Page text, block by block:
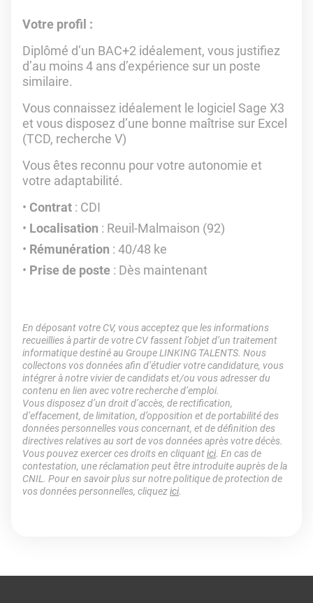
Votre profil :
Diplômé d’un BAC+2 idéalement, vous justifiez
d’au moins 4 ans d’expérience sur un poste
similaire.
Vous connaissez idéalement le logiciel Sage X3
et vous disposez d’une bonne maîtrise sur Excel
(TCD, recherche V)
Vous êtes reconnu pour votre autonomie et
votre adaptabilité.
Contrat : CDI
Localisation : Reuil-Malmaison (92)
Rémunération : 40/48 ke
Prise de poste : Dès maintenant
En déposant votre CV, vous acceptez que les informations
recueillies à partir de votre CV fassent l’objet d’un traitement
informatique destiné au Groupe LINKING TALENTS. Nous
collectons vos données afin d’étudier votre candidature, vous
intégrer à notre vivier de candidats et/ou vous adresser du
contenu en lien avec votre recherche d’emploi.
Vous disposez d’un droit d’accès, de rectification,
d’effacement, de limitation, d’opposition et de portabilité des
données personnelles vous concernant, et de définition des
directives relatives au sort de vos données après votre décès.
Vous pouvez exercer ces droits en cliquantici. En cas de
contestation, une réclamation peut être introduite auprès de la
CNIL. Pour en savoir plus sur notre politique de protection de
vos données personnelles, cliquezici.